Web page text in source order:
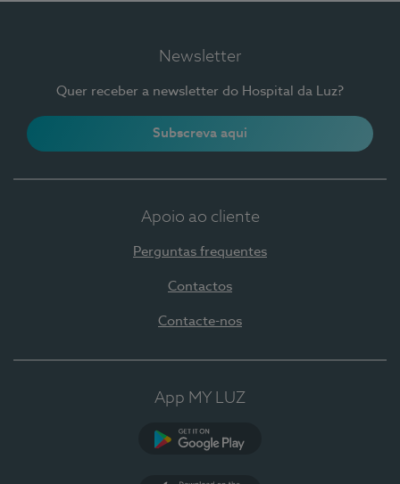
Newsletter
Quer receber a newsletter do Hospital da Luz?
Subscreva aqui
Apoio ao cliente
Perguntas frequentes
Contactos
Contacte-nos
App MY LUZ